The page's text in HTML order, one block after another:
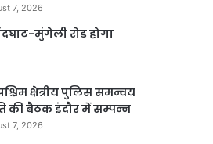
7, 2026
मुंगेली रोड होगा
क्षेत्रीय पुलिस समन्वय
की बैठक इंदौर में सम्पन्न
7, 2026